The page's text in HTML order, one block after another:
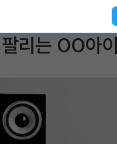
리는 OO아